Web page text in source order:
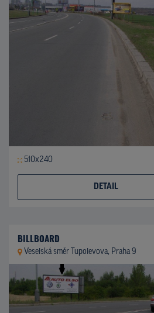
510x240
DETAIL
BILLBOARD
Veselská směr Tupolevova, Praha 9